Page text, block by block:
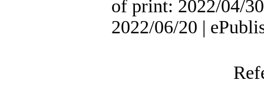
of print: 2022/04/
2022/06/20 |